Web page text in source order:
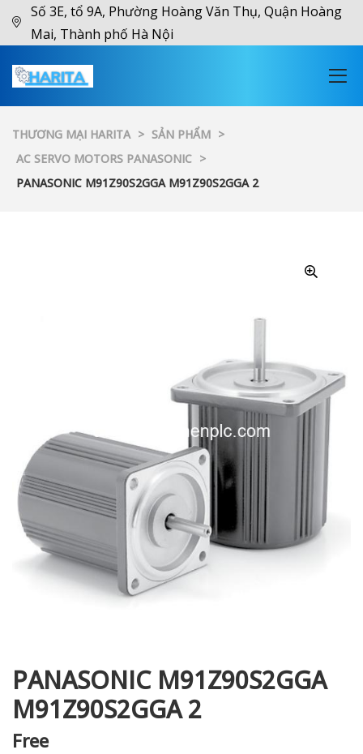
Số 3E, tổ 9A, Phường Hoàng Văn Thụ, Quận Hoàng
Mai, Thành phố Hà Nội
THƯƠNG MẠI HARITA > SẢN PHẨM >
AC SERVO MOTORS PANASONIC >
PANASONIC M91Z90S2GGA M91Z90S2GGA 2
PANASONIC M91Z90S2GGA
M91Z90S2GGA 2
Free